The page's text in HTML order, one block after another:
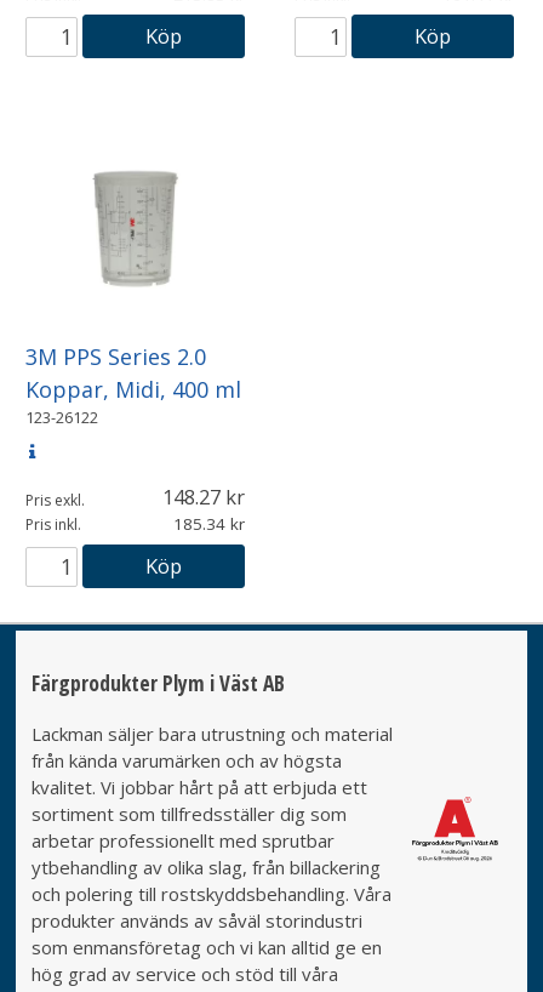
Köp Köp
3M PPS Series 2.0
Koppar, Midi, 400 ml
123-26122
Pris exkl. 148.27
Pris inkl. 185.34
Köp
Färgprodukter Plym i Väst AB
Lackman säljer bara utrustning och material
från kända varumärken och av högsta
kvalitet. Vi jobbar hårt på att erbjuda ett
sortiment som tillfredsställer dig som
arbetar professionellt med sprutbar
ytbehandling av olika slag, från billackering
och polering till rostskyddsbehandling. Våra
produkter används av såväl storindustri
som enmansföretag och vi kan alltid ge en
hög grad av service och stöd till våra